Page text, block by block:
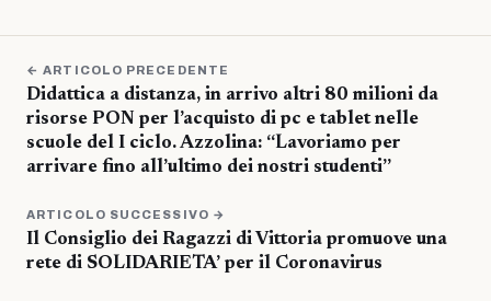
← ARTICOLO PRECEDENTE
Didattica a distanza, in arrivo altri 80 milioni da
risorse PON per l’acquisto di pc e tablet nelle
scuole del I ciclo. Azzolina: “Lavoriamo per
arrivare fino all’ultimo dei nostri studenti”
ARTICOLO SUCCESSIVO →
Il Consiglio dei Ragazzi di Vittoria promuove una
rete di SOLIDARIETA’ per il Coronavirus